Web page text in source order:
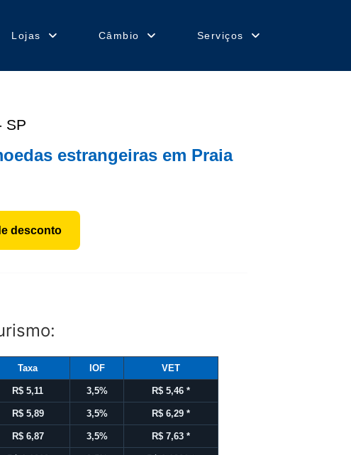
Lojas Câmbio Serviços
SP
estrangeiras em Praia
desconto
Taxa IOF VET
R$ 5,11 3,5% R$ 5,46 *
R$ 5,89 3,5% R$ 6,29 *
R$ 6,87 3,5% R$ 7,63 *